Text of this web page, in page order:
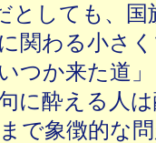
としても、国
関わる小さ
つか来た道
に酔える人
で象徴的な